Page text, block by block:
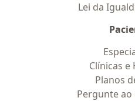
Lei da
Clínicas e
Planos
Pergunte ao